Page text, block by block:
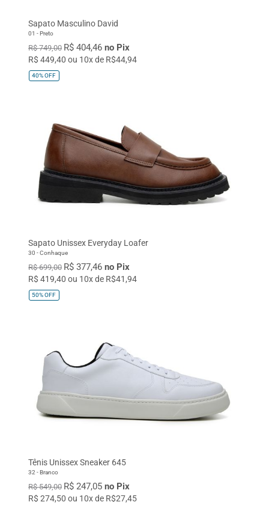
Sapato Masculino David
01 - Preto
R$ 749,00 R$ 404,46 no Pix
R$ 449,40 ou 10x de R$44,94
40%OFF
Sapato Unissex Everyday Loafer
30 - Conhaque
R$ 699,00 R$ 377,46 no Pix
R$ 419,40 ou 10x de R$41,94
50%OFF
Tênis Unissex Sneaker 645
32 - Branco
R$ 549,00 R$ 247,05 no Pix
R$ 274,50 ou 10x de R$27,45